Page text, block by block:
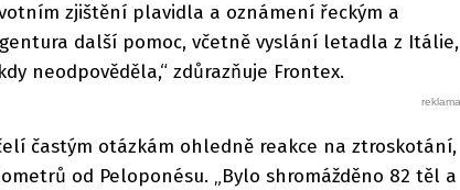
zjištění plavidla a oznámení řeckým a
další pomoc, včetně vyslání letadla z Itálie,
neodpověděla,“ zdůrazňuje Frontex.
častým otázkám ohledně reakce na ztroskotání,
od Peloponésu. „Bylo shromážděno 82 těl a